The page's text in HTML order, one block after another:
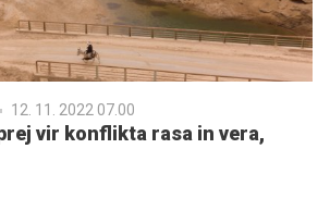
12. 11. 2022 07.00
vir konflikta rasa in vera,